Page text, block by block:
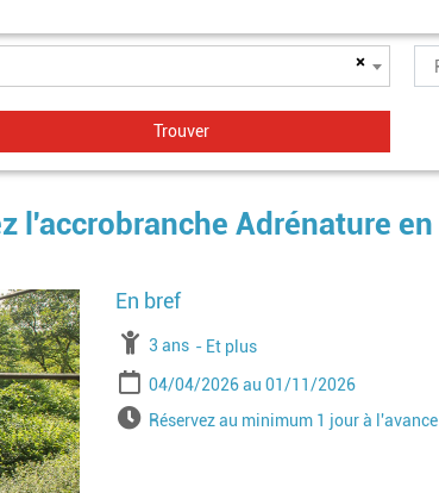
×
l'accrobranche Adrénature en
Image
À partir de
3 ans Jusqu'à l'age de
Et plus
Période
Date de début
04/04/2026 Date de fin
01/11/2026
HorairesRéservez au minimum 1 jour à l'avance